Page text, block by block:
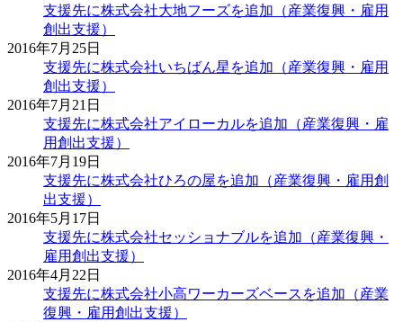
支援先に株式会社大地フーズを追加（産業復興・雇用
創出支援）
2016年7月25日
支援先に株式会社いちばん星を追加（産業復興・雇用
創出支援）
2016年7月21日
支援先に株式会社アイローカルを追加（産業復興・雇
用創出支援）
2016年7月19日
支援先に株式会社ひろの屋を追加（産業復興・雇用創
出支援）
2016年5月17日
支援先に株式会社セッショナブルを追加（産業復興・
雇用創出支援）
2016年4月22日
支援先に株式会社小高ワーカーズベースを追加（産業
復興・雇用創出支援）